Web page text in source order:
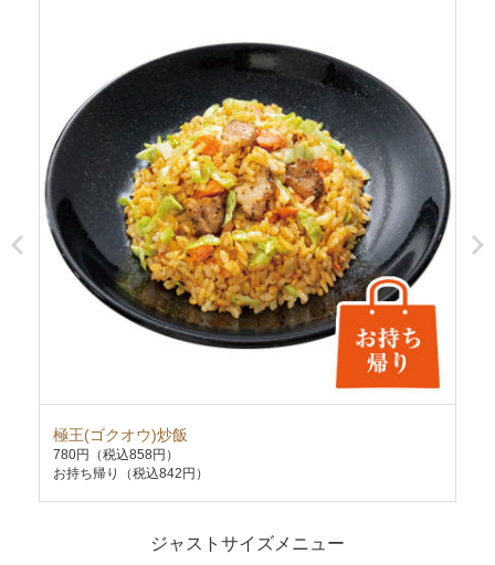
極王(ゴクオウ)炒飯
780円
（税込858円）
お持ち帰り（税込842円）
ジャストサイズメニュー